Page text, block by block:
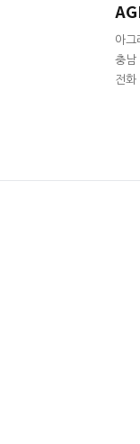
아그
충남
전